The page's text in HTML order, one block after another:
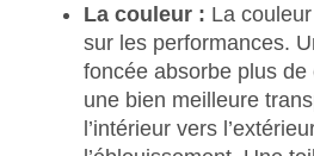
La couleur : La
sur les performances.
foncée absorbe plus
une bien meilleure
l’intérieur vers